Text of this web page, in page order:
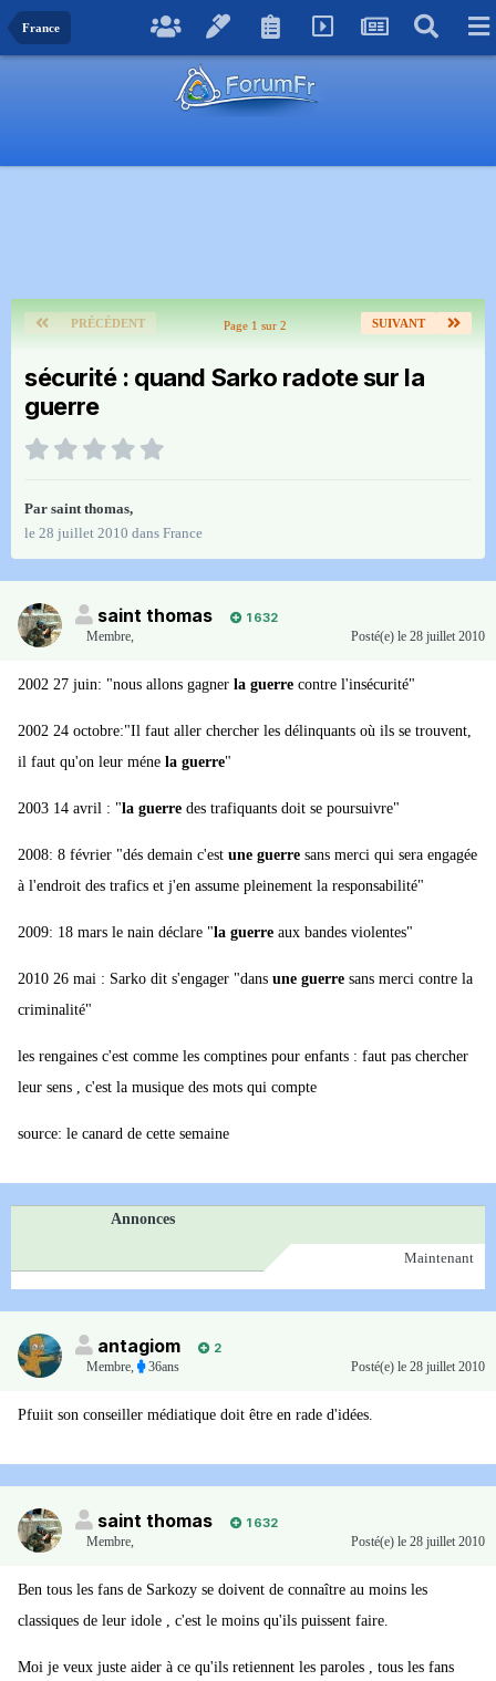
France
PRÉCÉDENT SUIVANT
Page 1 sur 2
sécurité : quand Sarko radote sur la
guerre
Par saint thomas,
le 28 juillet 2010 dans France
saint thomas
1 632
Membre, Posté(e) le 28 juillet 2010
2002 27 juin: "nous allons gagner la guerre contre l'insécurité"
2002 24 octobre:"Il faut aller chercher les délinquants où ils se trouvent,
il faut qu'on leur méne la guerre"
2003 14 avril : "la guerre des trafiquants doit se poursuivre"
2008: 8 février "dés demain c'est une guerre sans merci qui sera engagée
à l'endroit des trafics et j'en assume pleinement la responsabilité"
2009: 18 mars le nain déclare "la guerre aux bandes violentes"
2010 26 mai : Sarko dit s'engager "dans une guerre sans merci contre la
criminalité"
les rengaines c'est comme les comptines pour enfants : faut pas chercher
leur sens , c'est la musique des mots qui compte
source: le canard de cette semaine
Annonces
Maintenant
antagiom
2
Membre, 36ans Posté(e) le 28 juillet 2010
Pfuiit son conseiller médiatique doit être en rade d'idées.
saint thomas
1 632
Membre, Posté(e) le 28 juillet 2010
Ben tous les fans de Sarkozy se doivent de connaître au moins les
classiques de leur idole , c'est le moins qu'ils puissent faire.
Moi je veux juste aider à ce qu'ils retiennent les paroles , tous les fans